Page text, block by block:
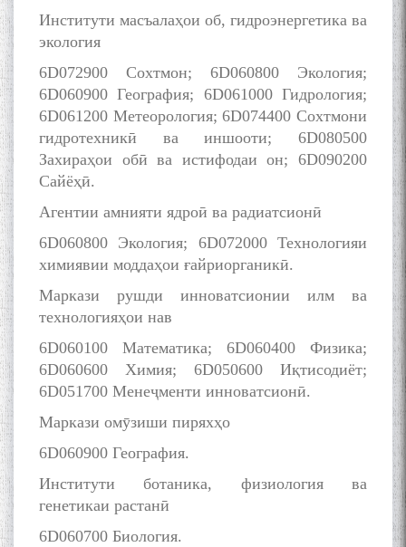
Институти масъалаҳои об, гидроэнергетика ва
экология
6D072900 Сохтмон; 6D060800 Экология;
6D060900 География; 6D061000 Гидрология;
6D061200 Метеорология; 6D074400 Сохтмони
гидротехникӣ ва иншооти; 6D080500
Захираҳои обӣ ва истифодаи он; 6D090200
Сайёҳӣ.
Агентии амнияти ядроӣ ва радиатсионӣ
6D060800 Экология; 6D072000 Технологияи
химиявии моддаҳои ғайриорганикӣ.
Маркази рушди инноватсионии илм ва
технологияҳои нав
6D060100 Математика; 6D060400 Физика;
6D060600 Химия; 6D050600 Иқтисодиёт;
6D051700 Менеҷменти инноватсионӣ.
Маркази омӯзиши пиряхҳо
6D060900 География.
Институти ботаника, физиология ва
генетикаи растанӣ
6D060700 Биология.